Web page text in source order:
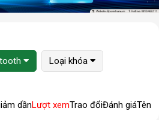
Loại khóa
dầnLượt xemTrao đổiĐánh giáTên